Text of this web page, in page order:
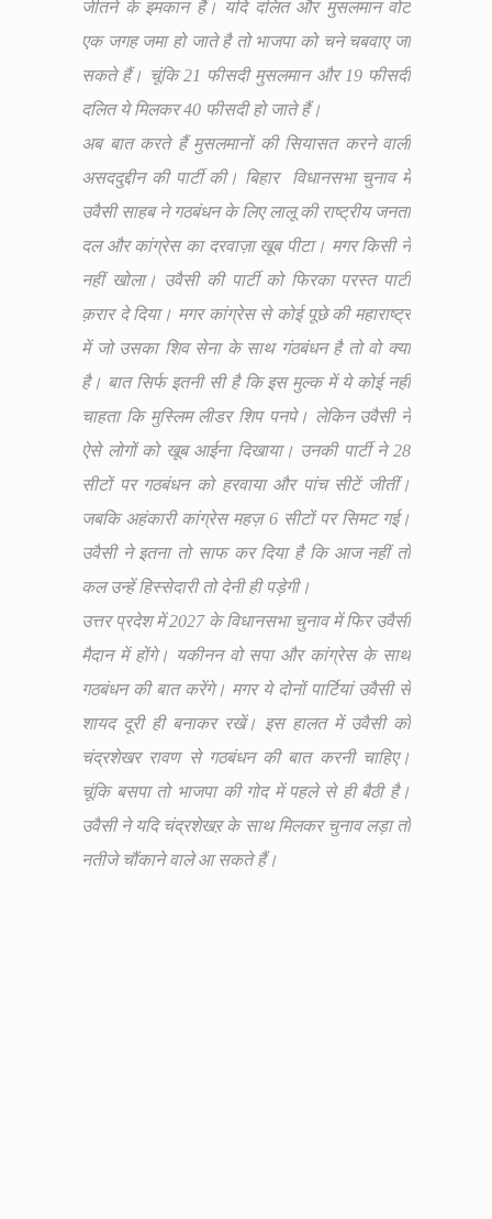
जीतने के इमकान हैं। यदि दलित और मुसलमान वोट
एक जगह जमा हो जाते है तो भाजपा को चने चबवाए जा
सकते हैं। चूंकि 21 फीसदी मुसलमान और 19 फीसदी
दलित ये मिलकर 40 फीसदी हो जाते हैं।
अब बात करते हैं मुसलमानों की सियासत करने वाली
असददुद्दीन की पार्टी की। बिहार विधानसभा चुनाव में
उवैसी साहब ने गठबंधन के लिए लालू की राष्ट्रीय जनता
दल और कांग्रेस का दरवाज़ा खूब पीटा। मगर किसी ने
नहीं खोला। उवैसी की पार्टी को फिरका परस्त पार्टी
क़रार दे दिया। मगर कांग्रेस से कोई पूछे की महाराष्ट्र
में जो उसका शिव सेना के साथ गंठबंधन है तो वो क्या
है। बात सिर्फ इतनी सी है कि इस मुल्क में ये कोई नहीं
चाहता कि मुस्लिम लीडर शिप पनपे। लेकिन उवैसी ने
ऐसे लोगों को खूब आईना दिखाया। उनकी पार्टी ने 28
सीटों पर गठबंधन को हरवाया और पांच सीटें जीतीं।
जबकि अहंकारी कांग्रेस महज़ 6 सीटों पर सिमट गई।
उवैसी ने इतना तो साफ कर दिया है कि आज नहीं तो
कल उन्हें हिस्सेदारी तो देनी ही पड़ेगी।
उत्तर प्रदेश में 2027 के विधानसभा चुनाव में फिर उवैसी
मैदान में होंगे। यकीनन वो सपा और कांग्रेस के साथ
गठबंधन की बात करेंगे। मगर ये दोनों पार्टियां उवैसी से
शायद दूरी ही बनाकर रखें। इस हालत में उवैसी को
चंद्रशेखर रावण से गठबंधन की बात करनी चाहिए।
चूंकि बसपा तो भाजपा की गोद में पहले से ही बैठी है।
उवैसी ने यदि चंद्रशेखऱ के साथ मिलकर चुनाव लड़ा तो
नतीजे चौंकाने वाले आ सकते हैं।